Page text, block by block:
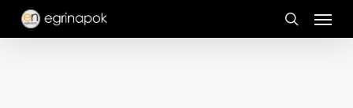
Skip
search
Menu